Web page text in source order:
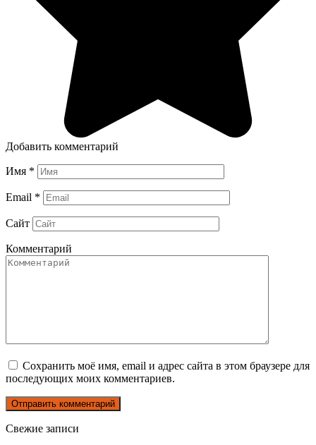
Добавить комментарий
Имя *
Email *
Сайт
Комментарий
Сохранить моё имя, email и адрес сайта в этом браузере для
последующих моих комментариев.
Свежие записи